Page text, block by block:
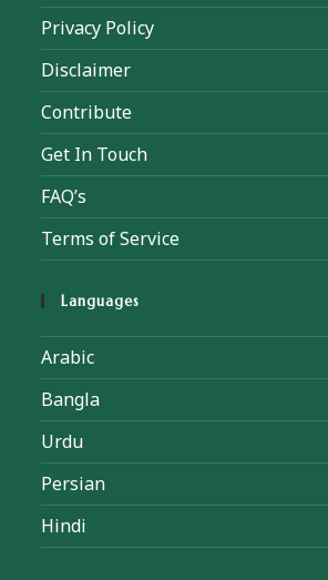
Privacy Policy
Disclaimer
Contribute
Get In Touch
FAQ’s
Terms of Service
Languages
Arabic
Bangla
Urdu
Persian
Hindi